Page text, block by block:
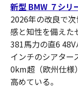
新型 BMW ７シリ
2026年の改良で
感と知性を備えた
381馬力の直6
インチのシアター
0km超（欧州仕様
高めている。